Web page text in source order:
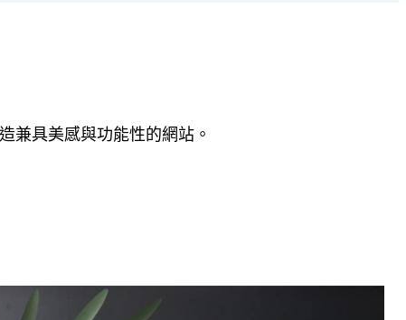
兼具美感與功能性的網站。